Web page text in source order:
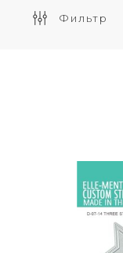
Фильтр